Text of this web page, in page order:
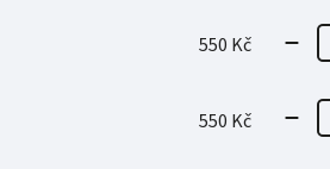
550 Kč
550 Kč